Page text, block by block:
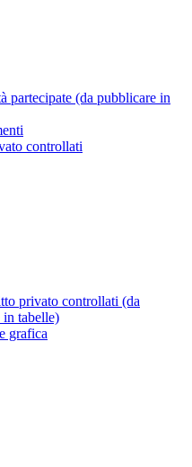
partecipate (da pubblicare in
controllati
privato controllati (da
in tabelle)
grafica